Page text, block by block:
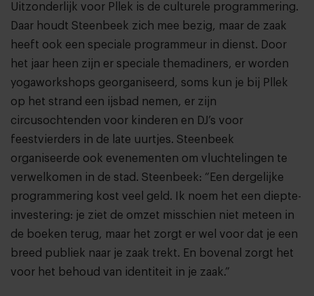
Uitzonderlijk voor Pllek is de culturele programmering.
Daar houdt Steenbeek zich mee bezig, maar de zaak
heeft ook een speciale programmeur in dienst. Door
het jaar heen zijn er speciale themadiners, er worden
yogaworkshops georganiseerd, soms kun je bij Pllek
op het strand een ijsbad nemen, er zijn
circusochtenden voor kinderen en DJ’s voor
feestvierders in de late uurtjes. Steenbeek
organiseerde ook evenementen om vluchtelingen te
verwelkomen in de stad. Steenbeek: “Een dergelijke
programmering kost veel geld. Ik noem het een diepte-
investering: je ziet de omzet misschien niet meteen in
de boeken terug, maar het zorgt er wel voor dat je een
breed publiek naar je zaak trekt. En bovenal zorgt het
voor het behoud van identiteit in je zaak.”